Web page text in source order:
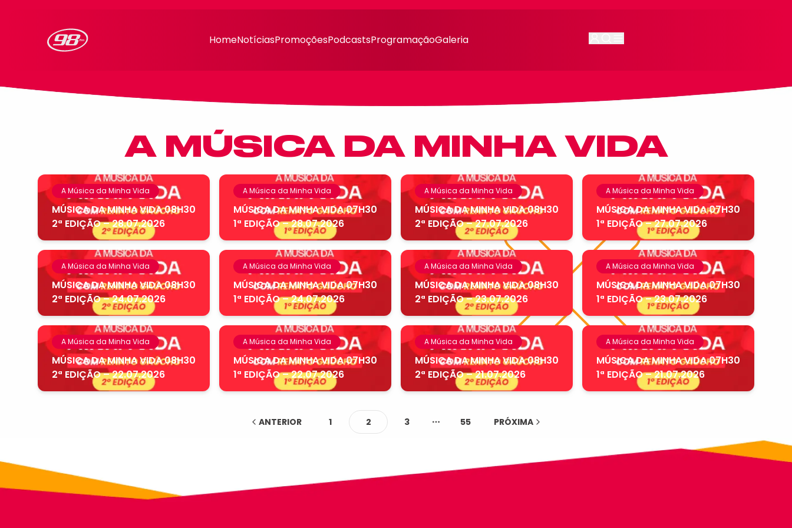
98FM Curitiba HomeNotíciasPromoçõesPodcastsProgramaçãoGaleria
A MÚSICA DA MINHA VIDA
A Música da Minha Vida
MÚSICA DA MINHA VIDA 08H30
2ª EDIÇÃO – 28.07.2026
A Música da Minha Vida
MÚSICA DA MINHA VIDA 07H30
1ª EDIÇÃO – 28.07.2026
A Música da Minha Vida
MÚSICA DA MINHA VIDA 08H30
2ª EDIÇÃO – 27.07.2026
A Música da Minha Vida
MÚSICA DA MINHA VIDA 07H30
1ª EDIÇÃO – 27.07.2026
A Música da Minha Vida
MÚSICA DA MINHA VIDA 08H30
2ª EDIÇÃO – 24.07.2026
A Música da Minha Vida
MÚSICA DA MINHA VIDA 07H30
1ª EDIÇÃO – 24.07.2026
A Música da Minha Vida
MÚSICA DA MINHA VIDA 08H30
2ª EDIÇÃO – 23.07.2026
A Música da Minha Vida
MÚSICA DA MINHA VIDA 07H30
1ª EDIÇÃO – 23.07.2026
A Música da Minha Vida
MÚSICA DA MINHA VIDA 08H30
2ª EDIÇÃO – 22.07.2026
A Música da Minha Vida
MÚSICA DA MINHA VIDA 07H30
1ª EDIÇÃO – 22.07.2026
A Música da Minha Vida
MÚSICA DA MINHA VIDA 08H30
2ª EDIÇÃO – 21.07.2026
A Música da Minha Vida
MÚSICA DA MINHA VIDA 07H30
1ª EDIÇÃO – 21.07.2026
ANTERIOR 1 2 3 55 PRÓXIMA